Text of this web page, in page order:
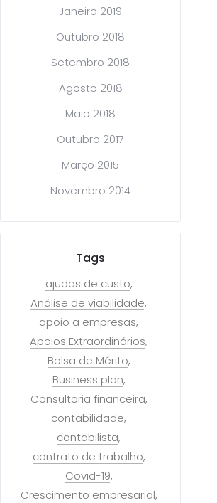
Janeiro 2019
Outubro 2018
Setembro 2018
Agosto 2018
Maio 2018
Outubro 2017
Março 2015
Novembro 2014
Tags
ajudas de custo
Análise de viabilidade
apoio a empresas
Apoios Extraordinários
Bolsa de Mérito
Business plan
Consultoria financeira
contabilidade
contabilista
contrato de trabalho
Covid-19
Crescimento empresarial